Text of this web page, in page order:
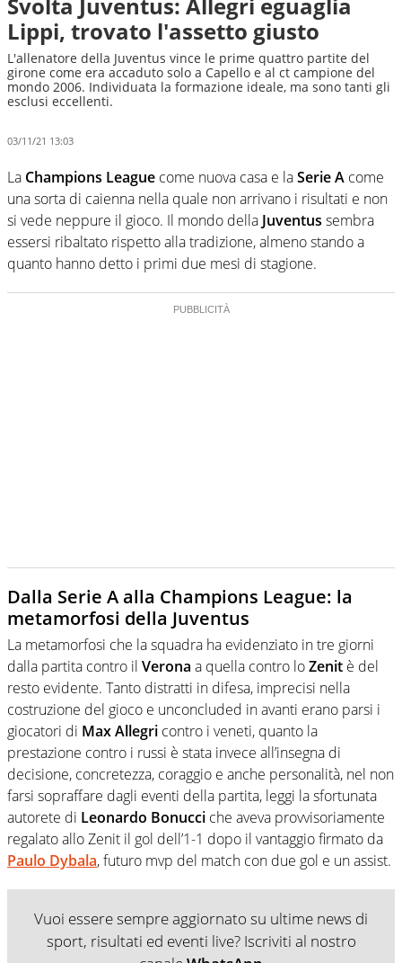
Lippi, trovato l'assetto giusto
L'allenatore della Juventus vince le prime quattro partite del
girone come era accaduto solo a Capello e al ct campione del
mondo 2006. Individuata la formazione ideale, ma sono tanti gli
esclusi eccellenti.
03/11/21 13:03
La Champions League come nuova casa e laSerie A come
una sorta di caienna nella quale non arrivano i risultati e non
si vede neppure il gioco. Il mondo della Juventus sembra
essersi ribaltato rispetto alla tradizione, almeno stando a
quanto hanno detto i primi due mesi di stagione.
Dalla Serie A alla Champions League: la
metamorfosi della Juventus
La metamorfosi che la squadra ha evidenziato in tre giorni
dalla partita contro il Verona a quella contro loZenit è del
resto evidente. Tanto distratti in difesa, imprecisi nella
costruzione del gioco e unconcluded in avanti erano parsi i
giocatori di Max Allegri contro i veneti, quanto la
prestazione contro i russi è stata invece all’insegna di
decisione, concretezza, coraggio e anche personalità, nel non
farsi sopraffare dagli eventi della partita, leggi la sfortunata
autorete di Leonardo Bonucci che aveva provvisoriamente
regalato allo Zenit il gol dell’1-1 dopo il vantaggio firmato da
Paulo Dybala, futuro mvp del match con due gol e un assist.
Vuoi essere sempre aggiornato su ultime news di
sport, risultati ed eventi live? Iscriviti al nostro